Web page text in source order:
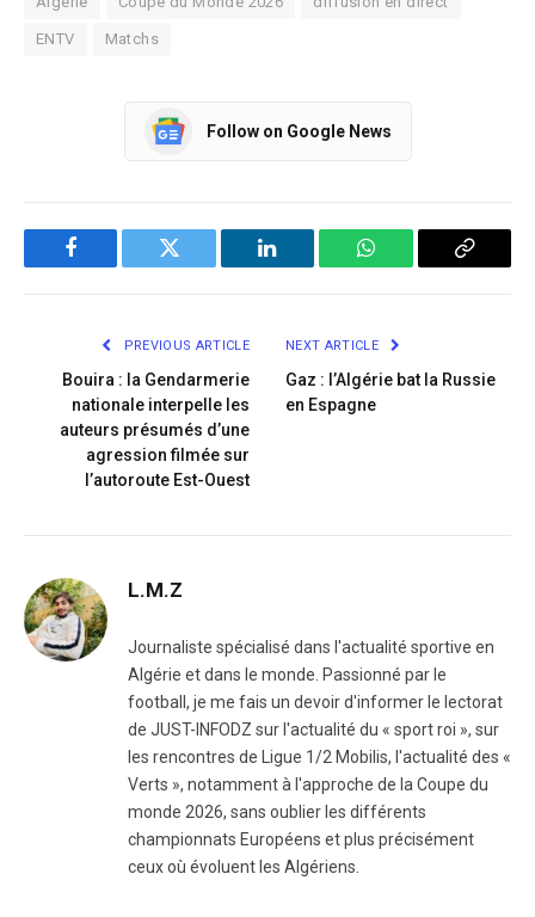
ENTV Matchs
Follow on Google News
Facebook Twitter LinkedIn WhatsApp Copy
PREVIOUS ARTICLE
Bouira : la Gendarmerie
nationale interpelle les
auteurs présumés d’une
agression filmée sur
l’autoroute Est-Ouest
NEXT ARTICLE
Gaz : l’Algérie bat la Russie
en Espagne
L.M.Z
Journaliste spécialisé dans l'actualité sportive en
Algérie et dans le monde. Passionné par le
football, je me fais un devoir d'informer le lectorat
de JUST-INFODZ sur l'actualité du « sport roi », sur
les rencontres de Ligue 1/2 Mobilis, l'actualité des «
Verts », notamment à l'approche de la Coupe du
monde 2026, sans oublier les différents
championnats Européens et plus précisément
ceux où évoluent les Algériens.